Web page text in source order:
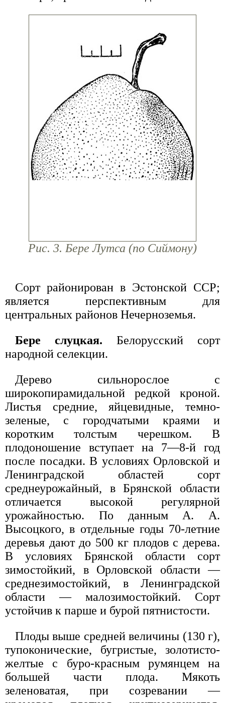
Рис. 3. Бере Лутса (по Сиймону)
Сорт районирован в Эстонской ССР;
является перспективным для
центральных районов Нечерноземья.
Бере слуцкая. Белорусский сорт
народной селекции.
Дерево сильнорослое с
широкопирамидальной редкой кроной.
Листья средние, яйцевидные, темно-
зеленые, с городчатыми краями и
коротким толстым черешком. В
плодоношение вступает на 7—8-й год
после посадки. В условиях Орловской и
Ленинградской областей сорт
среднеурожайный, в Брянской области
отличается высокой регулярной
урожайностью. По данным А. А.
Высоцкого, в отдельные годы 70-летние
деревья дают до 500 кг плодов с дерева.
В условиях Брянской области сорт
зимостойкий, в Орловской области —
среднезимостойкий, в Ленинградской
области — малозимостойкий. Сорт
устойчив к парше и бурой пятнистости.
Плоды выше средней величины (130 г),
тупоконические, бугристые, золотисто-
желтые с буро-красным румянцем на
большей части плода. Мякоть
зеленоватая, при созревании —